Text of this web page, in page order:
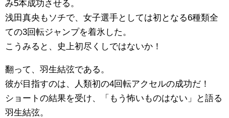
み5本成功させる。
浅田真央もソチで、女子選手としては初となる6種類全
ての3回転ジャンプを着氷した。
こうみると、史上初尽くしではないか！
翻って、羽生結弦である。
彼が目指すのは、人類初の4回転アクセルの成功だ！
ショートの結果を受け、「もう怖いものはない」と語る
羽生結弦。